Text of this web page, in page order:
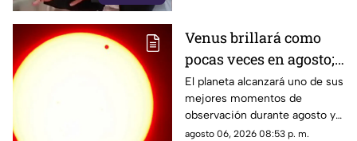
Venus brillará como
pocas veces en agosto;
a esta hora podrás
verlo durante este mes
El planeta alcanzará uno de sus
mejores momentos de
observación durante agosto y
podrá distinguirse sin
agosto 06, 2026 08:53 p. m.